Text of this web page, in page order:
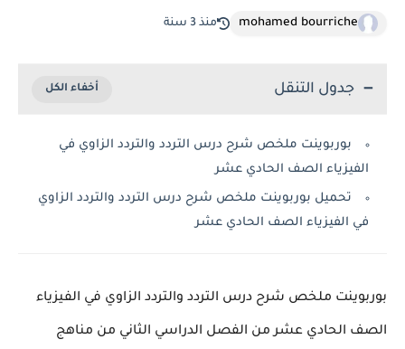
mohamed bourriche منذ 3 سنة
جدول التنقل
بوربوينت ملخص شرح درس التردد والتردد الزاوي في
الفيزياء الصف الحادي عشر
تحميل بوربوينت ملخص شرح درس التردد والتردد الزاوي
في الفيزياء الصف الحادي عشر
بوربوينت ملخص شرح درس التردد والتردد الزاوي في الفيزياء
الصف الحادي عشر من الفصل الدراسي الثاني من مناهج